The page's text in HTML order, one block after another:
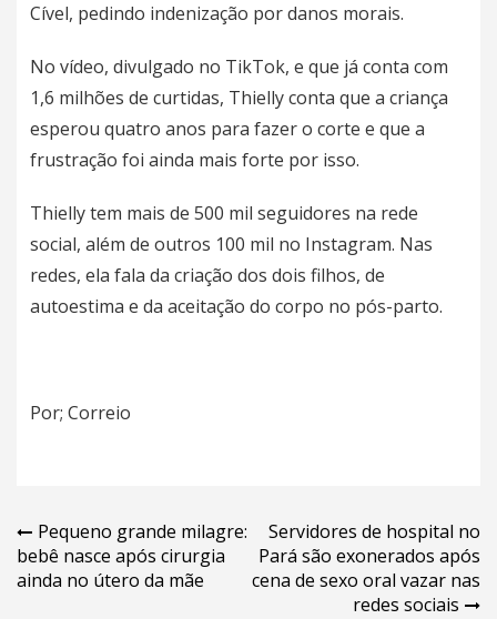
Cível, pedindo indenização por danos morais.
No vídeo, divulgado no TikTok, e que já conta com
1,6 milhões de curtidas, Thielly conta que a criança
esperou quatro anos para fazer o corte e que a
frustração foi ainda mais forte por isso.
Thielly tem mais de 500 mil seguidores na rede
social, além de outros 100 mil no Instagram. Nas
redes, ela fala da criação dos dois filhos, de
autoestima e da aceitação do corpo no pós-parto.
Por; Correio
Navegação
de
Pequeno grande milagre:
bebê nasce após cirurgia
ainda no útero da mãe
Servidores de hospital no
Pará são exonerados após
cena de sexo oral vazar nas
redes sociais